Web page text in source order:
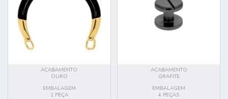
ACABAMENTO
OURO
EMBALAGEM
1 PEÇA
ACABAMENTO
GRAFITE
EMBALAGEM
4 PEÇAS